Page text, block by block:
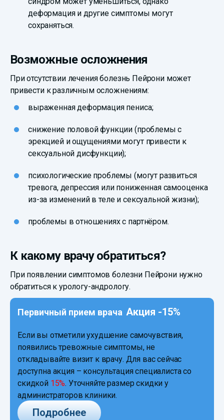
деформация и другие симптомы могут
сохраняться.
Возможные осложнения
При отсутствии лечения болезнь Пейрони может
привести к различным осложнениям:
выраженная деформация пениса;
снижение половой функции (проблемы с
эрекцией и ощущениями могут привести к
сексуальной дисфункции);
психологические проблемы (могут развиться
тревога, депрессия или пониженная самооценка
из-за изменений в теле и сексуальной жизни);
проблемы в отношениях с партнёром.
К какому врачу обратиться?
При появлении симптомов болезни Пейрони нужно
обратиться к урологу-андрологу.
Первичный прием врача Акция -15%
Если вы отметили ухудшение самочувствия,
появились тревожные симптомы, не
откладывайте визит к врачу. Для вас сейчас
доступна акция – консультация специалиста со
скидкой 15%. Уточняйте размер скидки у
администраторов клиники.
Подробнее